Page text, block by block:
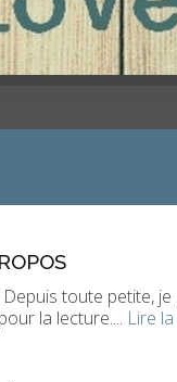
toute petite,
la lecture.... Lire